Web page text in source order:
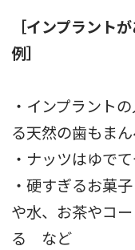
［インプラント
例］
・インプラント
る天然の歯もま
・ナッツはゆで
・硬すぎるお菓
や水、お茶やコ
る など